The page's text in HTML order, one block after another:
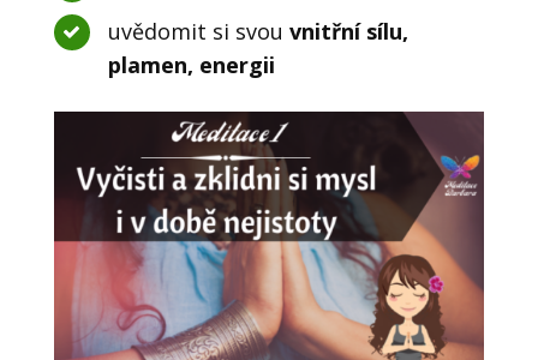
uvědomit si svou vnitřní sílu,
plamen, energii